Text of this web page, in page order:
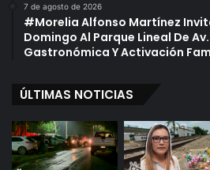
7 de agosto de 2026
#Morelia Alfonso Martínez
Domingo Al Parque Lineal De
Gastronómica Y Activación
ÚLTIMAS NOTICIAS